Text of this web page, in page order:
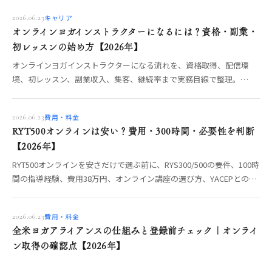
2026.06.23キャリア
オンラインヨガインストラクターになるには？資格・副業・
初レッスンの始め方【2026年】
オンラインヨガインストラクターになる流れを、資格取得、配信環
境、初レッスン、副業収入、集客、継続率まで実務目線で整理。
2026.06.23費用・料金
RYT500オンラインは安い？費用・300時間・必要性を判断
【2026年】
RYT500オンラインを安さだけで選ぶ前に、RYS300/500の要件、100時
間の指導経験、費用38万円、オンライン講座の選び方、YACEPとの違
2026.06.23費用・料金
全米ヨガアライアンスの仕組みと登録前チェック｜オンライ
ン取得の確認点【2026年】